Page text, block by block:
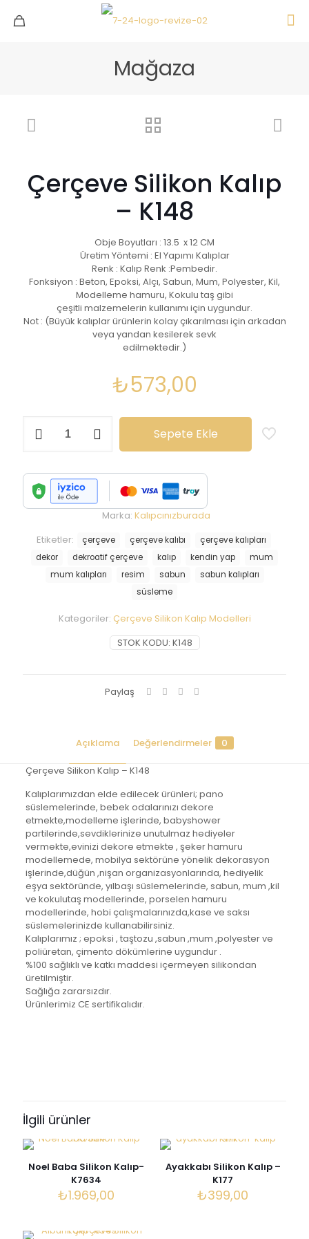
Mağaza
Çerçeve Silikon Kalıp
– K148
Obje Boyutları : 13.5 x 12 CM
Üretim Yöntemi : El Yapımı Kalıplar
Renk : Kalıp Renk :Pembedir.
Fonksiyon : Beton, Epoksi, Alçı, Sabun, Mum, Polyester, Kil,
Modelleme hamuru, Kokulu taş gibi
çeşitli malzemelerin kullanımı için uygundur.
Not : (Büyük kalıplar ürünlerin kolay çıkarılması için arkadan
veya yandan kesilerek sevk
edilmektedir.)
₺573,00
Silikon
K148
adet
Sepete Ekle
STOK KODU: K148
Kategoriler: Çerçeve Silikon Kalıp Modelleri
Etiketler: çerçeve çerçeve kalıbı
çerçeve kalıpları
dekor
dekroatif çerçeve kalıp kendin yap
mum
mum kalıpları
resim sabun
sabun kalıpları
süsleme
Marka: Kalıpcınızburada
Paylaş
Açıklama Değerlendirmeler 0
Çerçeve Silikon Kalıp – K148
Kalıplarımızdan elde edilecek ürünleri; pano
süslemelerinde, bebek odalarınızı dekore
etmekte,modelleme işlerinde, babyshower
partilerinde,sevdiklerinize unutulmaz hediyeler
vermekte,evinizi dekore etmekte , şeker hamuru
modellemede, mobilya sektörüne yönelik dekorasyon
işlerinde,düğün ,nişan organizasyonlarında, hediyelik
eşya sektöründe, yılbaşı süslemelerinde, sabun, mum ,kil
ve kokulutaş modellerinde, porselen hamuru
modellerinde, hobi çalışmalarınızda,kase ve saksı
süslemelerinizde kullanabilirsiniz.
Kalıplarımız ; epoksi , taştozu ,sabun ,mum ,polyester ve
poliüretan, çimento dökümlerine uygundur .
%100 sağlıklı ve katkı maddesi içermeyen silikondan
üretilmiştir.
Sağlığa zararsızdır.
Ürünlerimiz CE sertifikalıdır.
yorum yapan ilk kişi siz olun
E-posta adresiniz yayınlanmayacak.Gerekli alanlar*ile
Derecelendirmeniz
İlgili ürünler
Noel Baba Silikon Kalıp-
K7634
₺1.969,00
Ayakkabı Silikon Kalıp –
K177
₺399,00